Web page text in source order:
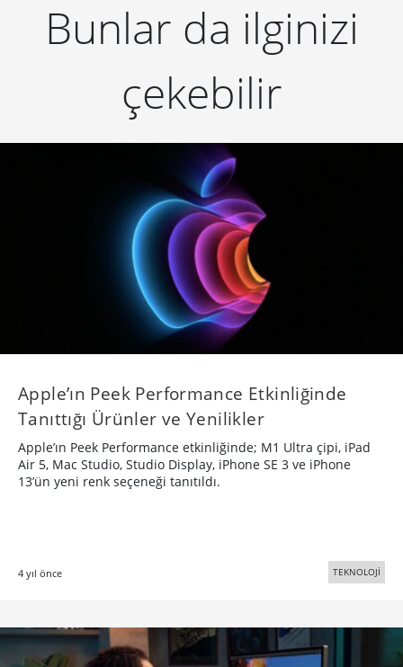
Bunlar da ilginizi
çekebilir
Apple’ın Peek Performance Etkinliğinde
Tanıttığı Ürünler ve Yenilikler
Apple’ın Peek Performance etkinliğinde; M1 Ultra çipi, iPad
Air 5, Mac Studio, Studio Display, iPhone SE 3 ve iPhone
13’ün yeni renk seçeneği tanıtıldı.
4 yıl önce TEKNOLOJİ